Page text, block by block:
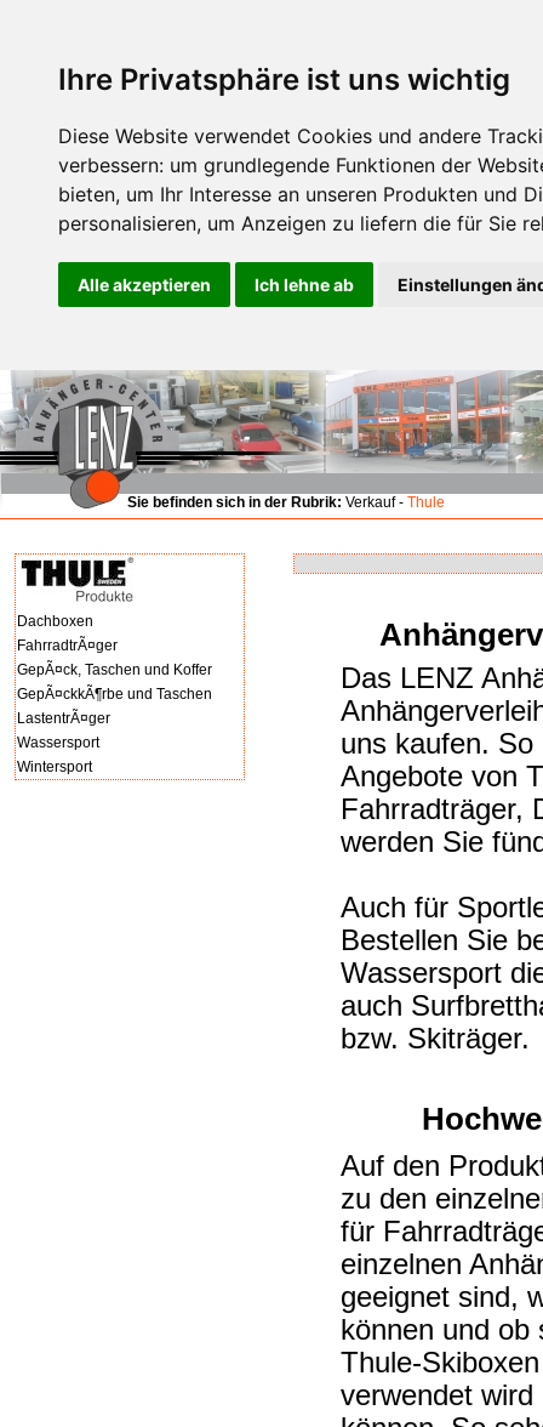
Ihre Privatsphäre ist uns wichtig
Diese Website verwendet Cookies und andere
verbessern: um grundlegende Funktionen der
bieten, um Ihr Interesse an unseren Produkten und
personalisieren, um Anzeigen zu liefern die für Sie
Alle akzeptieren Ich lehne ab Einstellungen
Sie befinden sich in der Rubrik: Verkauf - Thule
Dachboxen
FahrradtrÃ¤ger
GepÃ¤ck, Taschen und Koffer
GepÃ¤ckkÃ¶rbe und Taschen
LastentrÃ¤ger
Wassersport
Wintersport
Das LENZ
uns kaufen.
Angebote von
Fahrradträger,
werden Sie
Auch für
Bestellen Sie
Wassersport
auch
bzw. Skiträger.
Auf den
zu den
für
einzelnen
geeignet sind,
können und ob
Thule-
verwendet